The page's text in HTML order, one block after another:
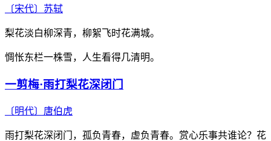
〔宋代〕 苏轼
梨花淡白柳深青，柳絮飞时花满城。
惆怅东栏一株雪，人生看得几清明。
一剪梅·雨打梨花深闭门
〔明代〕 唐伯虎
雨打梨花深闭门，孤负青春，虚负青春。赏心乐事共谁论？花